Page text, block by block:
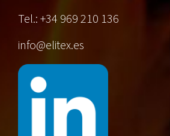
Tel.: +34 969 210 136
info@elitex.es